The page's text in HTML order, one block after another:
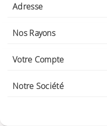
Adresse
Nos Rayons
Votre Compte
Notre Société